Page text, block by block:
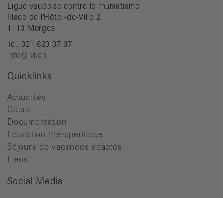
Ligue vaudoise contre le rhumatisme
Place de l'Hôtel-de-Ville 2
1110 Morges
Tél. 021 623 37 07
info@lvr.ch
Quicklinks
Actualités
Cours
Documentation
Education thérapeutique
Séjours de vacances adaptés
Liens
Social Media